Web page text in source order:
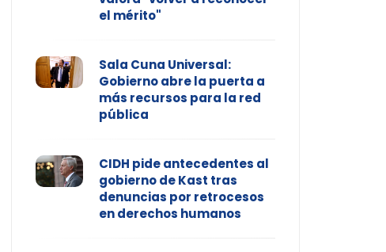
el mérito"
Sala Cuna Universal:
Gobierno abre la puerta a
más recursos para la red
pública
CIDH pide antecedentes al
gobierno de Kast tras
denuncias por retrocesos
en derechos humanos